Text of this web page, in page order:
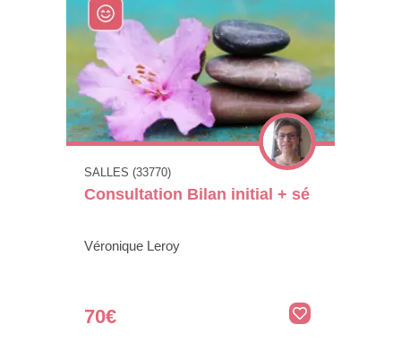
SALLES (33770)
Consultation Bilan initial + sé
Véronique Leroy
70€